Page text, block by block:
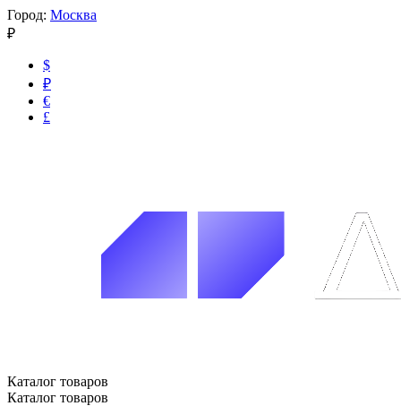
Город: Москва
₽
$
₽
€
£
Каталог товаров
Каталог товаров